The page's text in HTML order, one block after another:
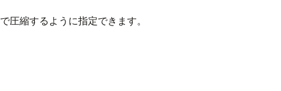
縮するように指定できます。